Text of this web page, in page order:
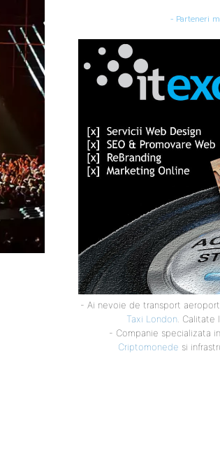
- Parteneri
- Ai nevoie de transport aeroport
Taxi London .
- Companie specializata
Criptomonede si